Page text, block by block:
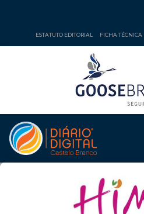
ESTATUTO EDITORIAL FICHA TÉCNICA